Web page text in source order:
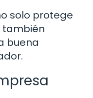
solo protege
también
buena